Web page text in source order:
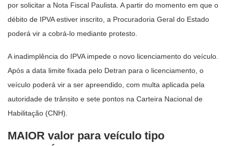
por solicitar a Nota Fiscal Paulista. A partir do momento em que o
débito de IPVA estiver inscrito, a Procuradoria Geral do Estado
poderá vir a cobrá-lo mediante protesto.
A inadimplência do IPVA impede o novo licenciamento do veículo.
Após a data limite fixada pelo Detran para o licenciamento, o
veículo poderá vir a ser apreendido, com multa aplicada pela
autoridade de trânsito e sete pontos na Carteira Nacional de
Habilitação (CNH).
MAIOR valor para veículo tipo